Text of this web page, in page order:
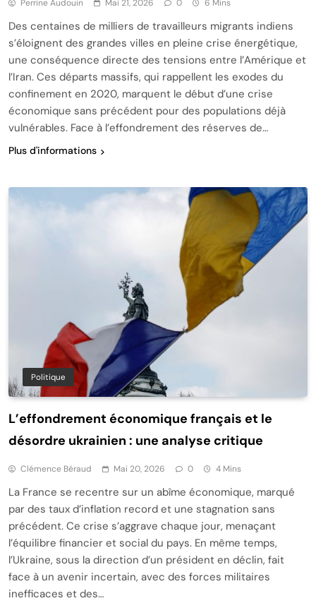
Perrine Audouin Mai 21, 2026 0 6 Mins
Des centaines de milliers de travailleurs migrants indiens
s’éloignent des grandes villes en pleine crise énergétique,
une conséquence directe des tensions entre l’Amérique et
l’Iran. Ces départs massifs, qui rappellent les exodes du
confinement en 2020, marquent le début d’une crise
économique sans précédent pour des populations déjà
vulnérables. Face à l’effondrement des réserves de…
Plus d'informations
Politique
L’effondrement économique français et le
désordre ukrainien : une analyse critique
Clémence Béraud Mai 20, 2026 0 4 Mins
La France se recentre sur un abîme économique, marqué
par des taux d’inflation record et une stagnation sans
précédent. Ce crise s’aggrave chaque jour, menaçant
l’équilibre financier et social du pays. En même temps,
l’Ukraine, sous la direction d’un président en déclin, fait
face à un avenir incertain, avec des forces militaires
inefficaces et des…